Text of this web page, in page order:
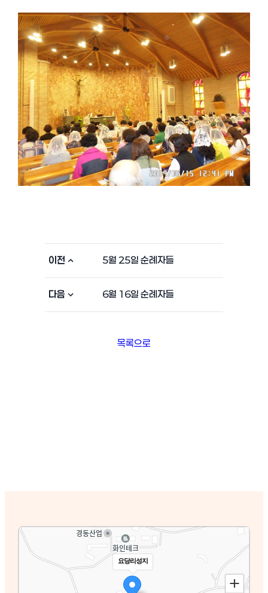
이전 5월 25일 순례자들
다음 6월 16일 순례자들
목록으로
요당리성지